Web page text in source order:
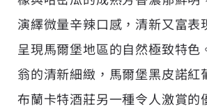
演繹微量辛辣口感，清新又富表
呈現馬爾堡地區的自然極致特色
翁的清新細緻，馬爾堡黑皮諾紅
布蘭卡特酒莊另一種令人激賞的